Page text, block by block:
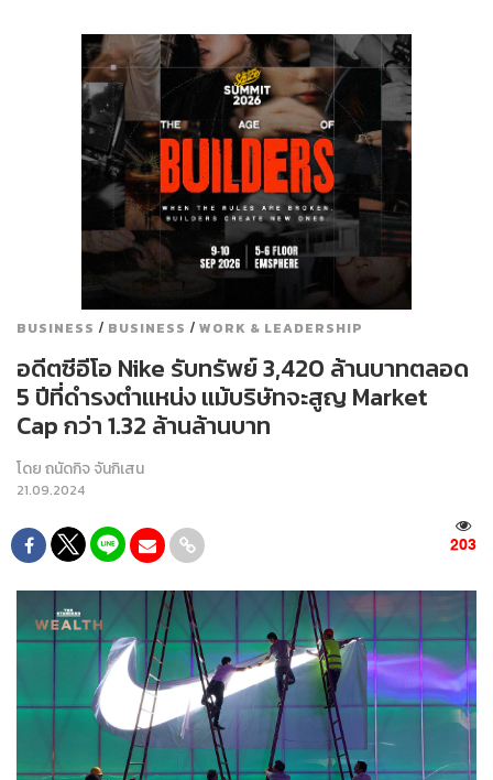
BUSINESS / BUSINESS / WORK & LEADERSHIP
อดีตซีอีโอ Nike รับทรัพย์ 3,420 ล้านบาทตลอด
5 ปีที่ดำรงตำแหน่ง แม้บริษัทจะสูญ Market
Cap กว่า 1.32 ล้านล้านบาท
โดยถนัดกิจ จันกิเสน
21.09.2024
203